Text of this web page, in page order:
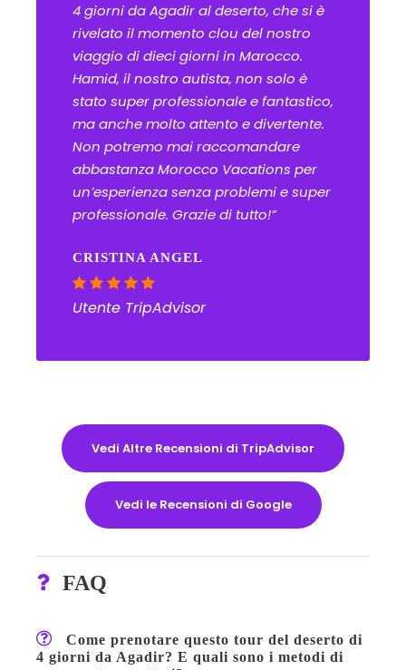
4 giorni da Agadir al deserto, che si è
rivelato il momento clou del nostro
viaggio di dieci giorni in Marocco.
Hamid, il nostro autista, non solo è
stato super professionale e fantastico,
ma anche molto attento e divertente.
Non potremo mai raccomandare
abbastanza Morocco Vacations per
un’esperienza senza problemi e super
professionale. Grazie di tutto!”
CRISTINA ANGEL
Utente TripAdvisor
Vedi Altre Recensioni di TripAdvisor
Vedi le Recensioni di Google
FAQ
Come prenotare questo tour del deserto di
4 giorni da Agadir? E quali sono i metodi di